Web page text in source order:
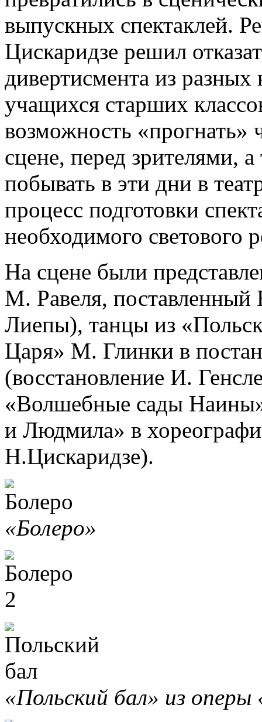
выпускных спектаклей.
Цискаридзе решил
дивертисмента из
учащихся старших
возможность «прогнать»
сцене, перед зрителями,
побывать в эти дни в
процесс подготовки
необходимого светового
На сцене были
М. Равеля,
Лиепы), танцы из
Царя» М. Глинки в
(восстановление И.
«Волшебные сады
и Людмила» в
Н.Цискаридзе).
«Болеро»
«Польский бал» из